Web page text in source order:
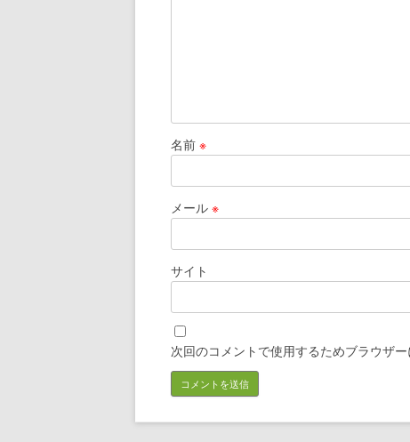
名前 ※
メール ※
サイト
次回のコメントで使用するためブラウザ